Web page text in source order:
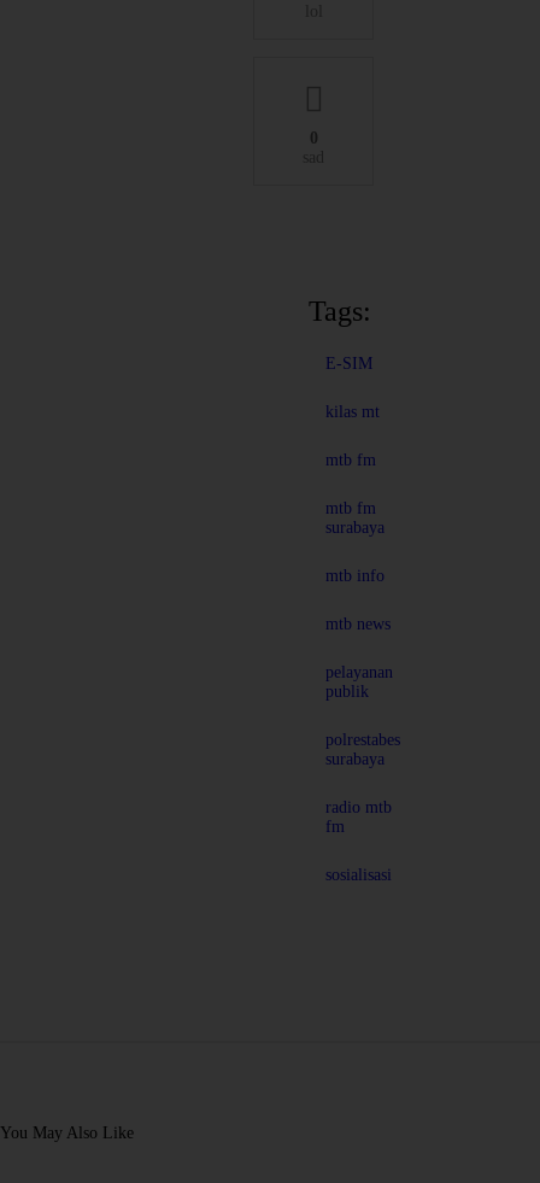
0
sad
Tags:
E-SIM
kilas mt
mtb fm
mtb fm
surabaya
mtb info
mtb news
pelayanan
publik
polrestabes
surabaya
radio mtb
fm
sosialisasi
You May Also Like